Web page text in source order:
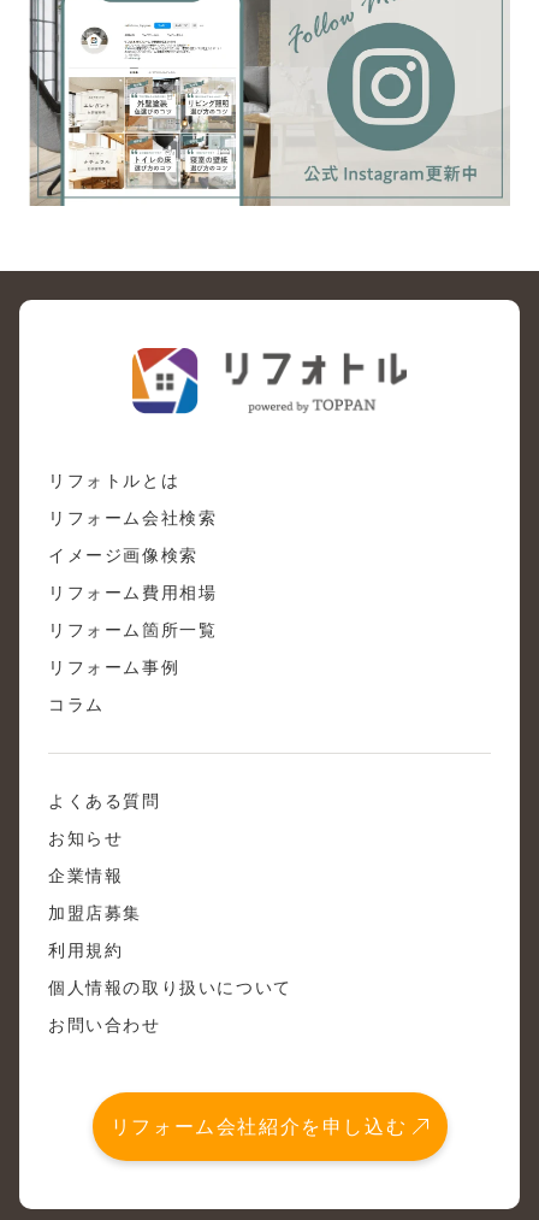
リフォトルとは
リフォーム会社検索
イメージ画像検索
リフォーム費用相場
リフォーム箇所一覧
リフォーム事例
コラム
よくある質問
お知らせ
企業情報
加盟店募集
利用規約
個人情報の取り扱いについて
お問い合わせ
リフォーム会社紹介を申し込む